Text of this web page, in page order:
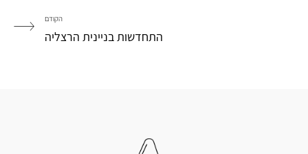
הקודם
התחדשות בניינית הרצליה